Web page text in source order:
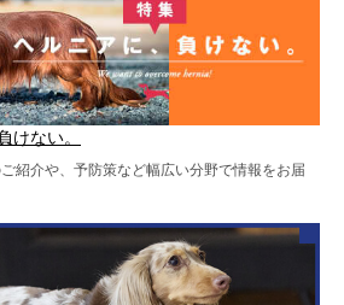
けない。
紹介や、予防策など幅広い分野で情報をお届